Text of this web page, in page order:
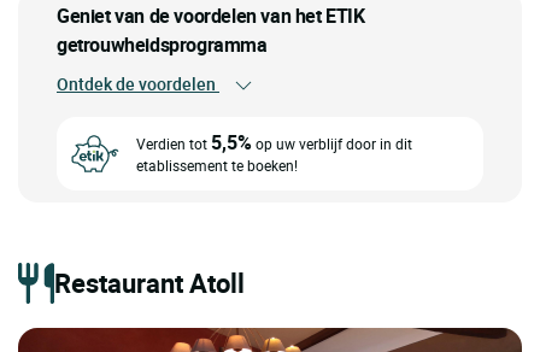
Geniet van de voordelen van het ETIK
getrouwheidsprogramma
Ontdek de voordelen
Verdien tot 5,5%op uw verblijf door in dit
etablissement te boeken!
Restaurant Atoll